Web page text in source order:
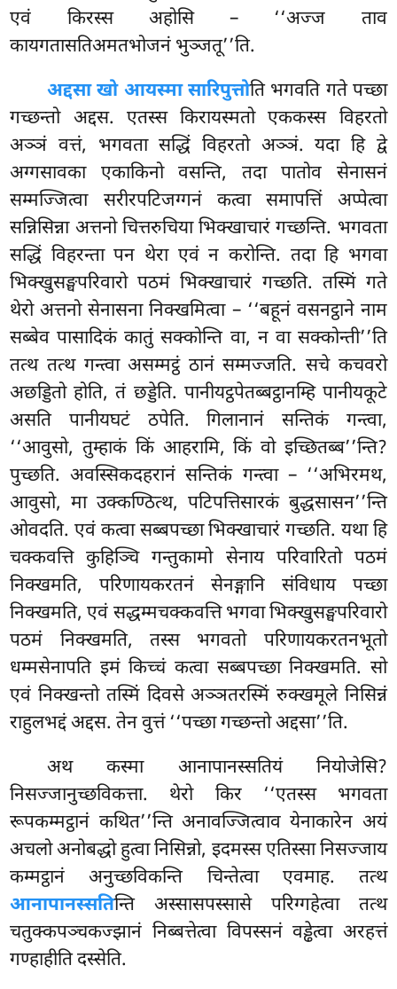
एवं किरस्स अहोसि – ‘‘अज्ज ताव
कायगतासतिअमतभोजनं भुञ्जतू’’ति.
अद्दसा खो आयस्मा सारिपुत्तोति भगवति गते पच्छा
गच्छन्तो अद्दस. एतस्स किरायस्मतो एककस्स विहरतो
अञ्ञं वत्तं, भगवता सद्धिं विहरतो अञ्ञं. यदा हि द्वे
अग्गसावका एकाकिनो वसन्ति, तदा पातोव सेनासनं
सम्मज्जित्वा सरीरपटिजग्गनं कत्वा समापत्तिं अप्पेत्वा
सन्निसिन्ना अत्तनो चित्तरुचिया भिक्खाचारं गच्छन्ति. भगवता
सद्धिं विहरन्ता पन थेरा एवं न करोन्ति. तदा हि भगवा
भिक्खुसङ्घपरिवारो पठमं भिक्खाचारं गच्छति. तस्मिं गते
थेरो अत्तनो सेनासना निक्खमित्वा – ‘‘बहूनं वसनट्ठाने नाम
सब्बेव पासादिकंकातुं सक्कोन्ति वा, न वा सक्कोन्ती’’ति
तत्थ तत्थ गन्त्वा असम्मट्ठं ठानं सम्मज्जति. सचे कचवरो
अछड्डितो होति, तं छड्डेति. पानीयट्ठपेतब्बट्ठानम्हि पानीयकूटे
असति पानीयघटं ठपेति. गिलानानं सन्तिकं गन्त्वा,
‘‘आवुसो, तुम्हाकं किं आहरामि, किं वो इच्छितब्ब’’न्ति?
पुच्छति. अवस्सिकदहरानं सन्तिकं गन्त्वा – ‘‘अभिरमथ,
आवुसो, मा उक्कण्ठित्थ, पटिपत्तिसारकं बुद्धसासन’’न्ति
ओवदति. एवं कत्वा सब्बपच्छा भिक्खाचारं गच्छति. यथाहि
चक्कवत्ति कुहिञ्चि गन्तुकामो सेनाय परिवारितो पठमं
निक्खमति, परिणायकरतनं सेनङ्गानि संविधाय पच्छा
निक्खमति, एवं सद्धम्मचक्कवत्ति भगवा भिक्खुसङ्घपरिवारो
पठमं निक्खमति, तस्स भगवतो परिणायकरतनभूतो
धम्मसेनापति इमं किच्चं कत्वा सब्बपच्छा निक्खमति. सो
एवं निक्खन्तो तस्मिं दिवसे अञ्ञतरस्मिं रुक्खमूले निसिन्नं
राहुलभद्दं अद्दस. तेन वुत्तं ‘‘पच्छा गच्छन्तो अद्दसा’’ति.
अथकस्मा आनापानस्सतियं नियोजेसि?
निसज्जानुच्छविकत्ता. थेरो किर ‘‘एतस्स भगवता
रूपकम्मट्ठानं कथित’’न्ति अनावज्जित्वाव येनाकारेन अयं
अचलो अनोबद्धो हुत्वा निसिन्नो, इदमस्स एतिस्सा निसज्जाय
कम्मट्ठानं अनुच्छविकन्ति चिन्तेत्वा एवमाह. तत्थ
आनापानस्सतिन्ति अस्सासपस्सासे परिग्गहेत्वा तत्थ
चतुक्कपञ्चकज्झानं निब्बत्तेत्वा विपस्सनं वड्ढेत्वा अरहत्तं
गण्हाहीति दस्सेति.